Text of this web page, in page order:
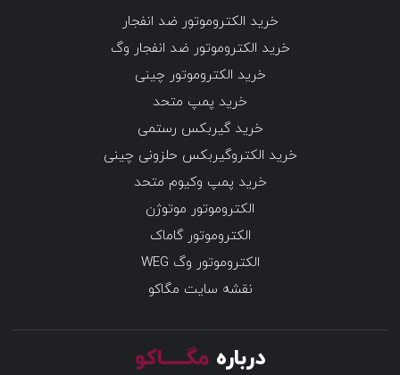
خرید الکتروموتور ضد انفجار
خرید الکتروموتور ضد انفجار وگ
خرید الکتروموتور چینی
خرید پمپ متحد
خرید گیربکس رستمی
خرید الکتروگیربکس حلزونی چینی
خرید پمپ وکیوم متحد
الکتروموتور موتوژن
الکتروموتور گاماک
الکتروموتور وگ WEG
نقشه سایت مگاکو
درباره مگـــــاکو